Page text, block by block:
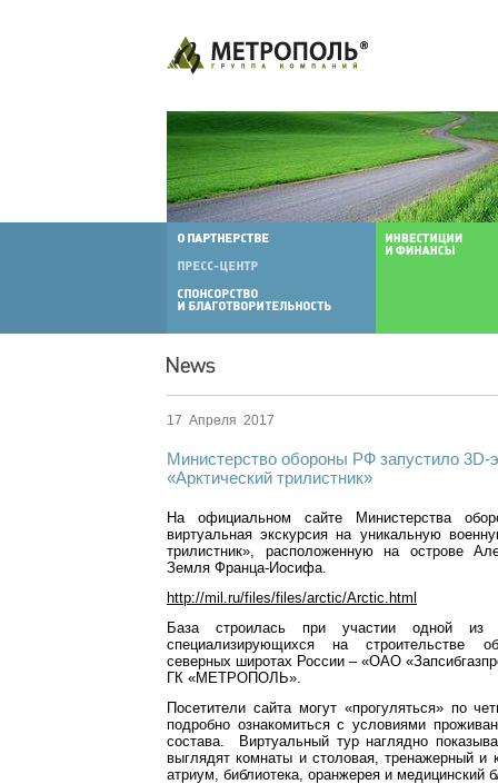
17 Апреля 2017
Министерство обороны РФ запустило 3D-
«Арктический трилистник»
На официальном сайте Министерства
виртуальная экскурсия на уникальную
трилистник», расположенную на острове
Земля Франца-Иосифа.
http://mil.ru/files/files/arctic/Arctic.html
База строилась при участии одной из
специализирующихся на строительстве
северных широтах России – «ОАО
ГК «МЕТРОПОЛЬ».
Посетители сайта могут «прогуляться» по
подробно ознакомиться с условиями
состава. Виртуальный тур наглядно
выглядят комнаты и столовая, тренажерный и
атриум, библиотека, оранжерея и медицинский